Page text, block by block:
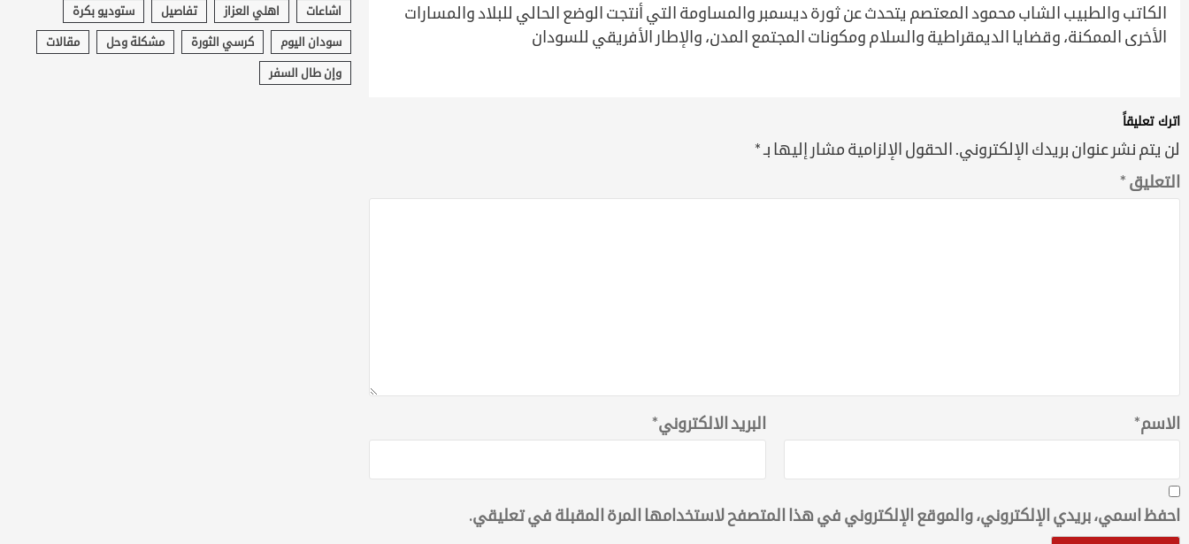
الكاتب والطبيب الشاب محمود المعتصم يتحدث عن ثورة ديسمبر والمساومة التي أنتجت الوضع الحالي للبلاد والمسارات
الأخرى الممكنة، وقضايا الديمقراطية والسلام ومكونات المجتمع المدن، والإطار الأفريقي للسودان
اترك تعليقاً
لن يتم نشر عنوان بريدك الإلكتروني. الحقول الإلزامية مشار إليها بـ*
التعليق *
الاسم* البريد الالكتروني*
احفظ اسمي، بريدي الإلكتروني، والموقع الإلكتروني في هذا المتصفح لاستخدامها المرة المقبلة في تعليقي.
اشاعات اهلي العزاز تفاصيل ستوديو بكرة
سودان اليوم كرسي الثورة مشكلة وحل مقالات
وإن طال السفر